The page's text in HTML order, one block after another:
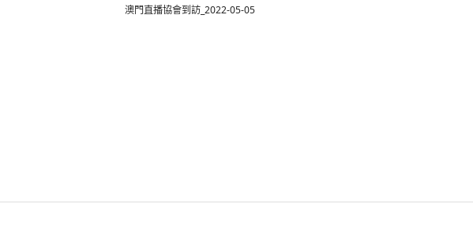
澳門直播協會到訪_2022-05-05